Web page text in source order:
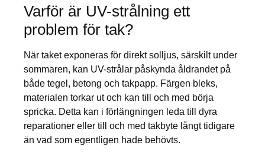
Varför är UV-strålning ett
problem för tak?
När taket exponeras för direkt solljus, särskilt under
sommaren, kan UV-strålar påskynda åldrandet på
både tegel, betong och takpapp. Färgen bleks,
materialen torkar ut och kan till och med börja
spricka. Detta kan i förlängningen leda till dyra
reparationer eller till och med takbyte långt tidigare
än vad som egentligen hade behövts.